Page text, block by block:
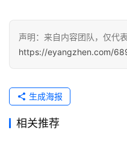
声明：来自内容团队，仅代
https://eyangzhen.com/
生成海报
相关推荐